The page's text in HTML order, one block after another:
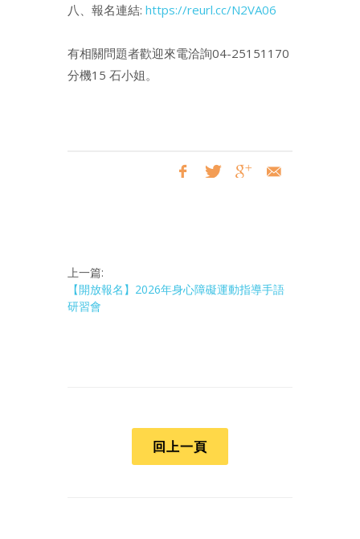
八、報名連結: https://reurl.cc/N2VA06
有相關問題者歡迎來電洽詢04-25151170
分機15 石小姐。
上一篇:
【開放報名】2026年身心障礙運動指導手語
研習會
回上一頁